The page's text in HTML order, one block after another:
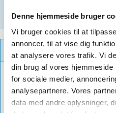
Denne hjemmeside bruger
Vi bruger cookies til at
annoncer, til at vise dig
at analysere vores trafik. Vi
din brug af vores
for sociale medier,
analysepartnere. Vores
data med andre oplysninger,
Registrieren
PRODUKT INFORMATIONEN
Farbe
sort
Größe
140mm x 10m